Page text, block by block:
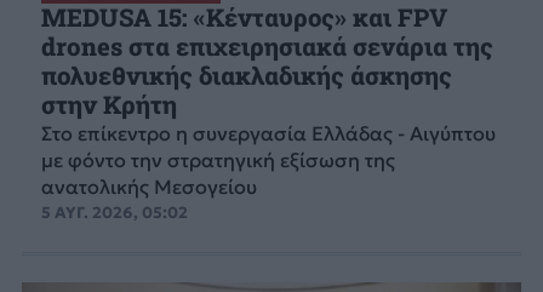
MEDUSA 15: «Κένταυρος» και FPV
drones στα επιχειρησιακά σενάρια της
πολυεθνικής διακλαδικής άσκησης
στην Κρήτη
Στο επίκεντρο η συνεργασία Ελλάδας - Αιγύπτου
με φόντο την στρατηγική εξίσωση της
ανατολικής Μεσογείου
5 ΑΥΓ. 2026, 05:02